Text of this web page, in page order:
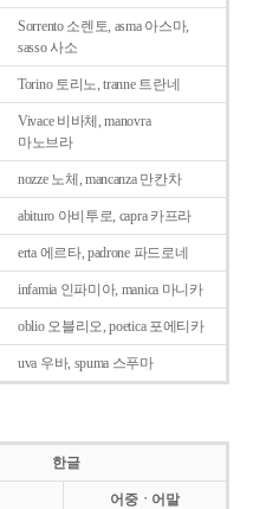
Sorrento 소렌토, asma 아스마,
sasso 사소
Torino 토리노, tranne 트란네
Vivace 비바체, manovra
마노브라
nozze 노체, mancanza 만칸차
abituro 아비투로, capra 카프라
erta 에르타, padrone 파드로네
infamia 인파미아, manica 마니카
oblio 오블리오, poetica 포에티카
uva 우바, spuma 스푸마
한글
어중ㆍ어말